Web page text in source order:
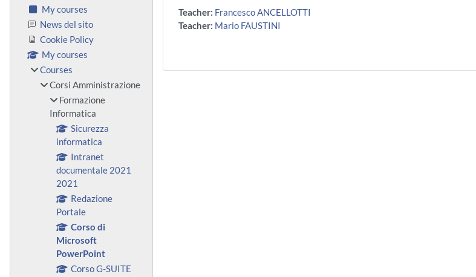
Teacher: Francesco ANCELLOTTI
Teacher: Mario FAUSTINI
My courses
News del sito
Cookie Policy
My courses
Courses
Corsi Amministrazione
Formazione
Informatica
Sicurezza
informatica
Intranet
documentale 2021
2021
Redazione
Portale
Corso di
Microsoft
PowerPoint
Corso G-SUITE